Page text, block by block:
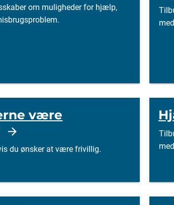
om muligheder for hjælp,
være
du ønsker at være frivillig.